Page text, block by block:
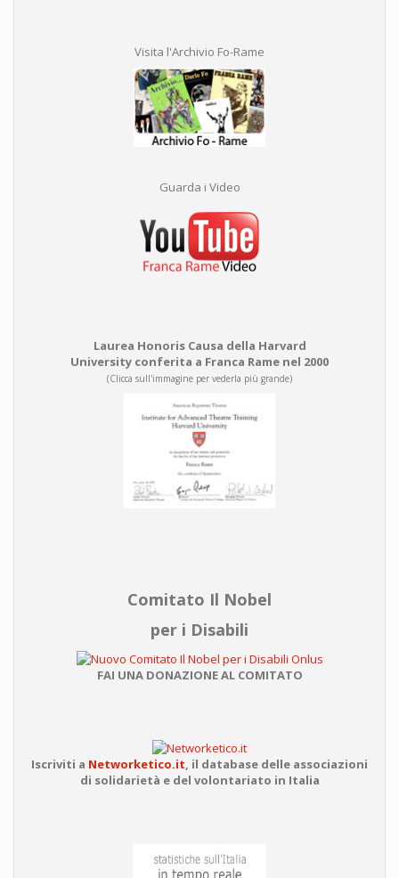
Visita l'Archivio Fo-Rame
Guarda i Video
Laurea Honoris Causa della Harvard
University conferita a Franca Rame nel 2000
(Clicca sull'immagine per vederla più grande)
Comitato Il Nobel
per i Disabili
FAI UNA DONAZIONE AL COMITATO
Iscriviti a Networketico.it, il database delle associazioni
di solidarietà e del volontariato in Italia